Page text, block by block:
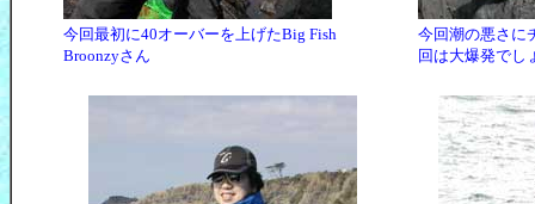
今回最初に40オーバーを上げたBig Fish
Broonzyさん
今回潮の悪さに
回は大爆発でし